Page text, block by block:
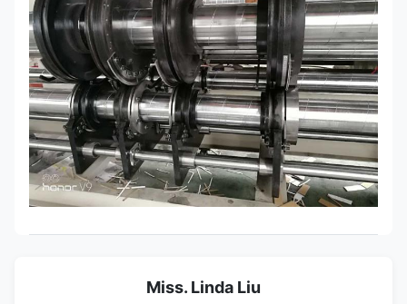
Miss. Linda Liu